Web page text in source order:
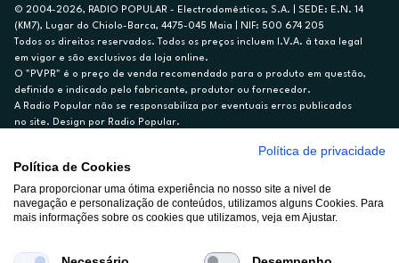
© 2004-2026, RADIO POPULAR - Electrodomésticos, S.A. | SEDE: E.N. 14
(KM7), Lugar do Chiolo-Barca, 4475-045 Maia | NIF: 500 674 205
Todos os direitos reservados. Todos os preços incluem I.V.A. à taxa legal
em vigor e são exclusivos da loja online.
O "PVPR" é o preço de venda recomendado para o produto em questão,
definido e indicado pelo fabricante, produtor ou fornecedor.
A Radio Popular não se responsabiliza por eventuais erros publicados
no site. Design por Radio Popular.
Ex. para limite de crédito de €1.500, reembolsado em 12 meses, TAN
14,79%.
Crédito sujeito a aprovação pelo Cetelem, marca BNP Paribas Personal
Finance, S.A., Sucursal em Portugal. Informe-se no 21 721 90 00 (dias
A Rádio Popular – Eletrodomésticos S.A. (Registo BdP848) atua como
Política de privacidade
Política de Cookies
Para proporcionar uma ótima experiência no nosso site a nivel de
navegação e personalização de conteúdos, utilizamos alguns Cookies. Para
mais informações sobre os cookies que utilizamos, veja em Ajustar.